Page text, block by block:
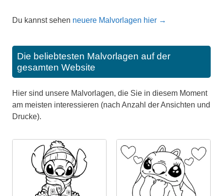
Du kannst sehen neuere Malvorlagen hier →
Die beliebtesten Malvorlagen auf der
gesamten Website
Hier sind unsere Malvorlagen, die Sie in diesem Moment
am meisten interessieren (nach Anzahl der Ansichten und
Drucke).